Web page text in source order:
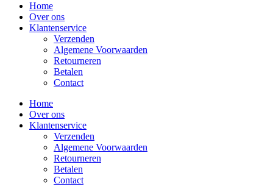
Home
Over ons
Klantenservice
Verzenden
Algemene Voorwaarden
Retourneren
Betalen
Contact
Home
Over ons
Klantenservice
Verzenden
Algemene Voorwaarden
Retourneren
Betalen
Contact